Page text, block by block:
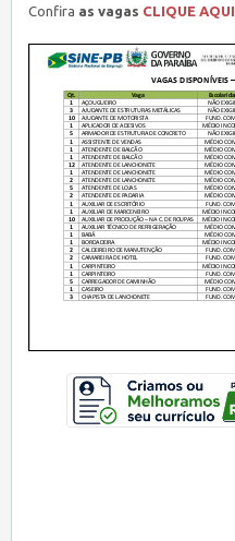
Confira as vagas CLIQUE AQUI